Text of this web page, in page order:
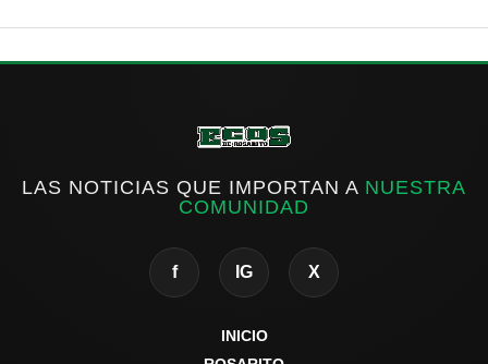
LAS NOTICIAS QUE IMPORTAN A NUESTRA
COMUNIDAD
f IG X
INICIO